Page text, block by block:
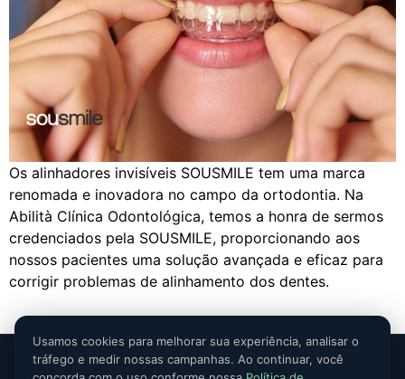
Os alinhadores invisíveis SOUSMILE tem uma marca
renomada e inovadora no campo da ortodontia. Na
Abilità Clínica Odontológica, temos a honra de sermos
credenciados pela SOUSMILE, proporcionando aos
nossos pacientes uma solução avançada e eficaz para
corrigir problemas de alinhamento dos dentes.
Abilità Clínica Odontológica ·Responsável Técnica:Dra. Letícia
Rocha — CRO-DF 9094 · EPAO nº 3392
Usamos cookies para melhorar sua experiência, analisar o
tráfego e medir nossas campanhas. Ao continuar, você